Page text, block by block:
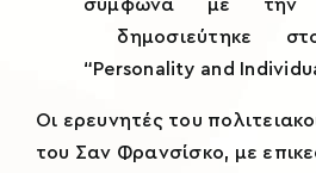
σύμφωνα με την
δημοσιεύτηκε
“Personality and
Οι ερευνητές του
του Σαν Φρανσίσκο, με